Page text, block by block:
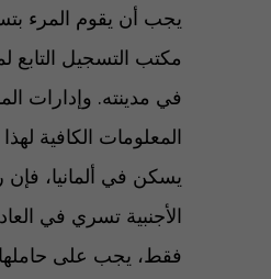
يجب أن يقوم المرء
مكتب التسجيل التابع
في مدينته. وإدارات
المعلومات الكافية
يسكن في ألمانيا، فإن
الأجنبية تسري في
فقط، يجب على حاملها